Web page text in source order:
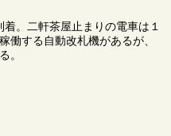
。二軒茶屋止まりの電車は１
働する自動改札機があるが、
。